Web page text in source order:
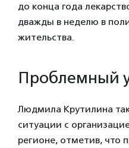
до конца года
дважды в неделю в
жительства.
Проблемный
Людмила Крутилина
ситуации с
регионе, отметив, что